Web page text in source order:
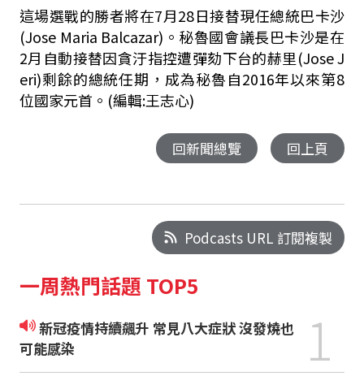
這場選戰的勝者將在7月28日接替現任總統巴卡沙
(Jose Maria Balcazar)。秘魯國會議長巴卡沙是在
2月自動接替因貪汙指控遭彈劾下台的赫里(Jose J
eri)剩餘的總統任期，成為秘魯自2016年以來第8
位國家元首。(編輯:王志心)
回新聞總覽 回上頁
Podcasts URL 訂閱複製
一周熱門話題 TOP5
新冠疫情持續飆升 常見八大症狀 沒發燒也
可能感染
1